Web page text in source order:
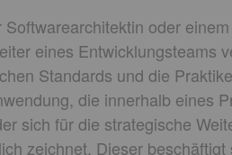
Softwarearchitektin oder
eines Entwicklungsteams
Standards und die
die innerhalb eines
sich für die strategische
zeichnet. Dieser